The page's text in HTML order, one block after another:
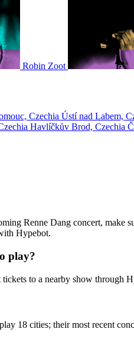
Robin Zoot
Czechia Ústí nad Labem,
Havlíčkův Brod, Czechia
Renne Dang concert, make
Hypebot.
play?
to a nearby show through
18 cities; their most recent